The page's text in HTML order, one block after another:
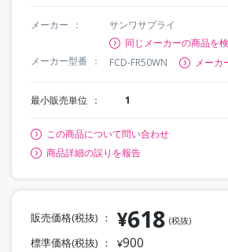
メーカー
サンワサプライ
同じメーカーの商品を
メーカー型番
FCD-FR50WN メーカ
最小販売単位 1
この商品について問い合わせ
商品詳細の誤りを報告
販売価格(税抜) ¥618 (税抜)
標準価格(税抜) ¥900